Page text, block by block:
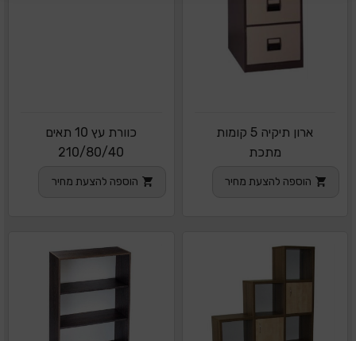
ארון תיקיה 5 קומות
מתכת
הוספה להצעת מחיר
כוורת עץ 10 תאים
210/80/40
הוספה להצעת מחיר